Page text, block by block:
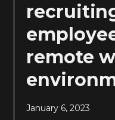
remote
January 6, 2023